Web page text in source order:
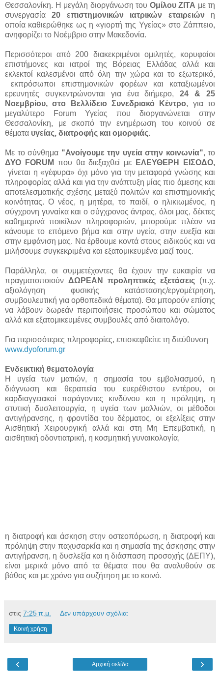
Θεσσαλονίκη. Η μεγάλη διοργάνωση του Ομίλου ΖΙΤΑ με τη
συνεργασία20 επιστημονικών ιατρικών εταιρειών η
οποία καθιερώθηκε ως η «γιορτή της Υγείας» στο Ζάππειο,
ανηφορίζει το Νοέμβριο στην Μακεδονία.
Περισσότεροι από 200 διακεκριμένοι ομιλητές, κορυφαίοι
επιστήμονες και ιατροί της Βόρειας Ελλάδας αλλά και
εκλεκτοί καλεσμένοι από όλη την χώρα και το εξωτερικό,
εκπρόσωποι επιστημονικών φορέων και καταξιωμένοι
ερευνητές συγκεντρώνονται για ένα διήμερο,24 & 25
Νοεμβρίου, στο Βελλίδειο Συνεδριακό Κέντρο, για το
μεγαλύτερο
Forum
Υγείας που διοργανώνεται στην
Θεσσαλονίκη, με σκοπό την ενημέρωση του κοινού σε
θέματα υγείας, διατροφής και ομορφιάς.
Με το σύνθημα "Ανοίγουμε την υγεία στην κοινωνία", το
ΔΥΟ FORUM που θα διεξαχθεί με
ΕΛΕΥΘΕΡΗ ΕΙΣΟΔΟ,
γίνεται η «γέφυρα» όχι μόνο για την μεταφορά γνώσης και
πληροφορίας αλλά και για την ανάπτυξη μίας πιο άμεσης και
αποτελεσματικής σχέσης μεταξύ πολιτών και επιστημονικής
κοινότητας. Ο νέος, η μητέρα, το παιδί, ο ηλικιωμένος, η
σύγχρονη γυναίκα και ο σύγχρονος άντρας, όλοι μας, δέκτες
καθημερινά ποικίλων πληροφοριών, μπορούμε πλέον να
κάνουμε το επόμενο βήμα και στην υγεία, στην ευεξία και
στην εμφάνιση μας. Να έρθουμε κοντά στους ειδικούς και να
μιλήσουμε συγκεκριμένα και εξατομικευμένα μαζί τους.
Παράλληλα, οι συμμετέχοντες θα έχουν την ευκαιρία να
πραγματοποιούν ΔΩΡΕΑΝ προληπτικές εξετάσεις (π.χ.
αξιολόγηση φυσικής κατάστασης/εργομέτρηση,
συμβουλευτική για ορθοπεδικά θέματα). Θα μπορούν επίσης
να λάβουν δωρεάν περιποιήσεις προσώπου και σώματος
αλλά και εξατομικευμένες συμβουλές από διαιτολόγο.
Για περισσότερες πληροφορίες, επισκεφθείτε τη διεύθυνση
www.dyoforum.gr
Ενδεικτική θεματολογία
Η υγεία των ματιών, η σημασία του εμβολιασμού, η
διάγνωση και θεραπεία του ευερέθιστου εντέρου, οι
καρδιαγγειακοί παράγοντες κινδύνου και η πρόληψη, η
στυτική δυσλειτουργία, η υγεία των μαλλιών, οι μέθοδοι
αντιγήρανσης, η φροντίδα του δέρματος, οι εξελίξεις στην
Αισθητική Χειρουργική αλλά και στη Μη Επεμβατική, η
αισθητική οδοντιατρική, η κοσμητική γυναικολογία,
η διατροφή και άσκηση στην οστεοπόρωση, η διατροφή και
πρόληψη στην παχυσαρκία και η σημασία της άσκησης στην
αντιγήρανση, η δυσλεξία και η διάσπαση προσοχής (ΔΕΠΥ),
είναι μερικά μόνο από τα θέματα που θα αναλυθούν σε
βάθος και με χρόνο για συζήτηση με το κοινό.
στις 7:25 π.μ. Δεν υπάρχουν σχόλια:
Κοινή χρήση
‹ ›
Αρχική σελίδα